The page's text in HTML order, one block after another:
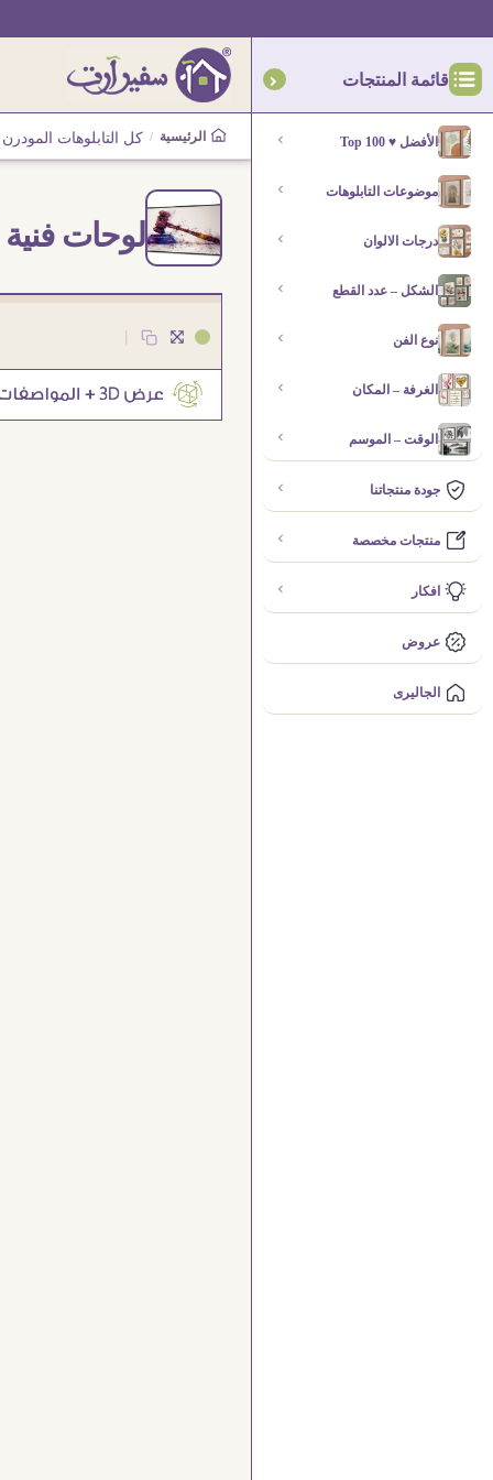
قائمة المنتجات
الأفضل ♥ Top 100
موضوعات التابلوهات
درجات الالوان
الشكل – عدد القطع
نوع الفن
الغرفة – المكان
الوقت – الموسم
جودة منتجاتنا
منتجات مخصصة
افكار
عروض
الجاليرى
الرئيسية / كل التابلوهات المودرن
لوحات
|